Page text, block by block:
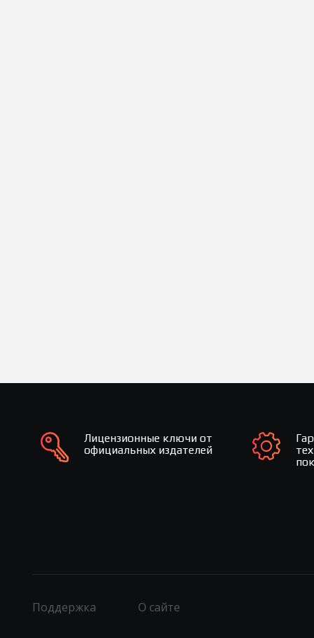
Лицензионные ключи от
официальных издателей
Поддержка О сайте